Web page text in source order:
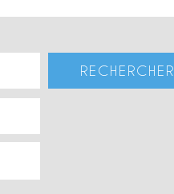
RECHERCHER